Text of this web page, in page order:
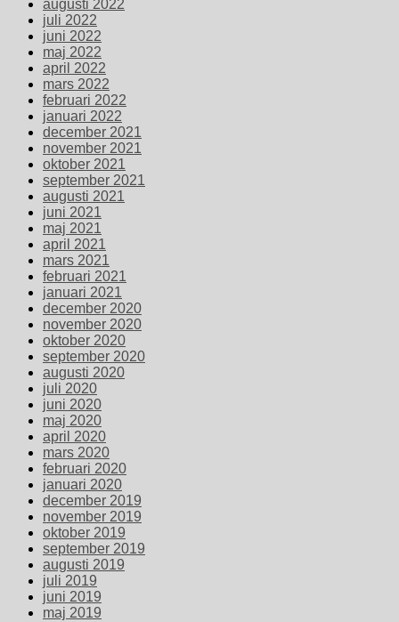
augusti 2022
juli 2022
juni 2022
maj 2022
april 2022
mars 2022
februari 2022
januari 2022
december 2021
november 2021
oktober 2021
september 2021
augusti 2021
juni 2021
maj 2021
april 2021
mars 2021
februari 2021
januari 2021
december 2020
november 2020
oktober 2020
september 2020
augusti 2020
juli 2020
juni 2020
maj 2020
april 2020
mars 2020
februari 2020
januari 2020
december 2019
november 2019
oktober 2019
september 2019
augusti 2019
juli 2019
juni 2019
maj 2019